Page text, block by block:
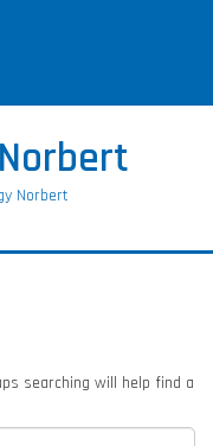
Norbert
searching will help find a